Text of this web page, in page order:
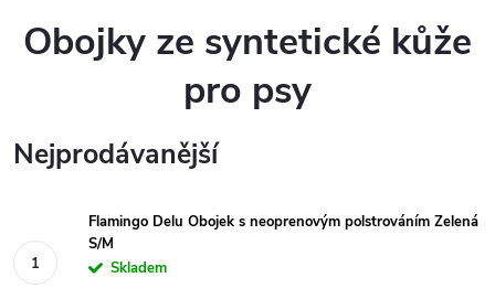
Obojky ze syntetické kůže
pro psy
Nejprodávanější
Flamingo Delu Obojek s neoprenovým polstrováním Zelená
S/M
Skladem